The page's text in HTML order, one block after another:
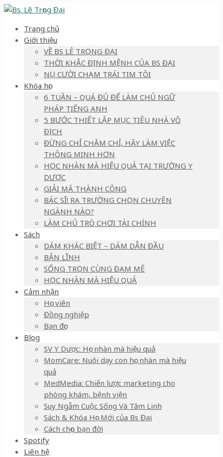
Trang chủ
Giới thiệu
VỀ BS LÊ TRỌNG ĐẠI
THỜI KHẮC ĐỊNH MỆNH CỦA BS ĐẠI
NỤ CƯỜI CHẠM TRÁI TIM TÔI
Khóa học
6 TUẦN – QUÁ ĐỦ ĐỂ LÀM CHỦ NGỮ
PHÁP TIẾNG ANH
5 BƯỚC THIẾT LẬP MỤC TIÊU NHÀ VÔ
ĐỊCH
ĐỪNG CHỈ CHĂM CHỈ, HÃY LÀM VIỆC
THÔNG MINH HƠN
HỌC NHÀN MÀ HIỆU QUẢ TẠI TRƯỜNG Y
DƯỢC
GIẢI MÃ THÀNH CÔNG
BÁC SĨ! RA TRƯỜNG CHỌN CHUYÊN
NGÀNH NÀO?
LÀM CHỦ TRÒ CHƠI TÀI CHÍNH
Sách
DÁM KHÁC BIỆT – DÁM DẪN ĐẦU
BẢN LĨNH
SỐNG TRỌN CÙNG ĐAM MÊ
HỌC NHÀN MÀ HIỆU QUẢ
Cảm nhận
Học viên
Đồng nghiệp
Bạn đọc
Blog
SV Y Dược: Học nhàn mà hiệu quả
MomCare: Nuôi dạy con học nhàn mà hiệu
quả
MedMedia: Chiến lược marketing cho
phòng khám, bệnh viện
Suy Ngẫm Cuộc Sống Và Tâm Linh
Sách & Khóa Học Mới của Bs Đại
Cách chọn bạn đời
Spotify
Liên hệ